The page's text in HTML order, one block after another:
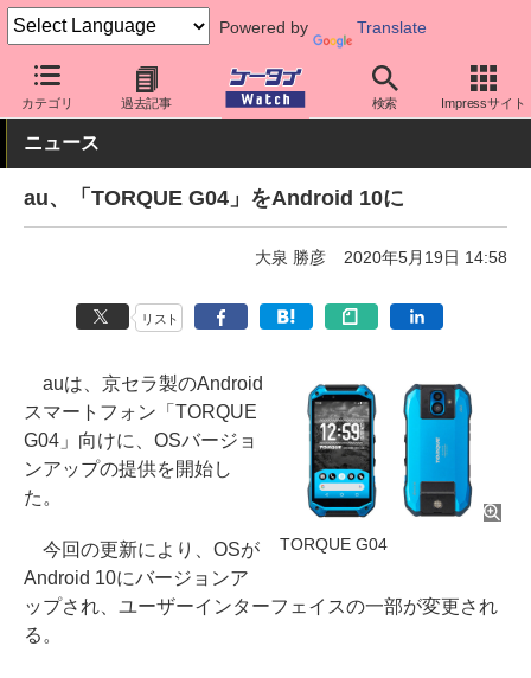
Powered by Translate
カテゴリ 過去記事 検索 Impressサイト
ケータイ Watch キャリア au ソフト更新
ニュース
au、「TORQUE G04」をAndroid 10に
大泉 勝彦 2020年5月19日 14:58
リスト
TORQUE G04
auは、京セラ製のAndroid
スマートフォン「TORQUE
G04」向けに、OSバージョ
ンアップの提供を開始し
た。
今回の更新により、OSが
Android 10にバージョンア
ップされ、ユーザーインターフェイスの一部が変更され
る。